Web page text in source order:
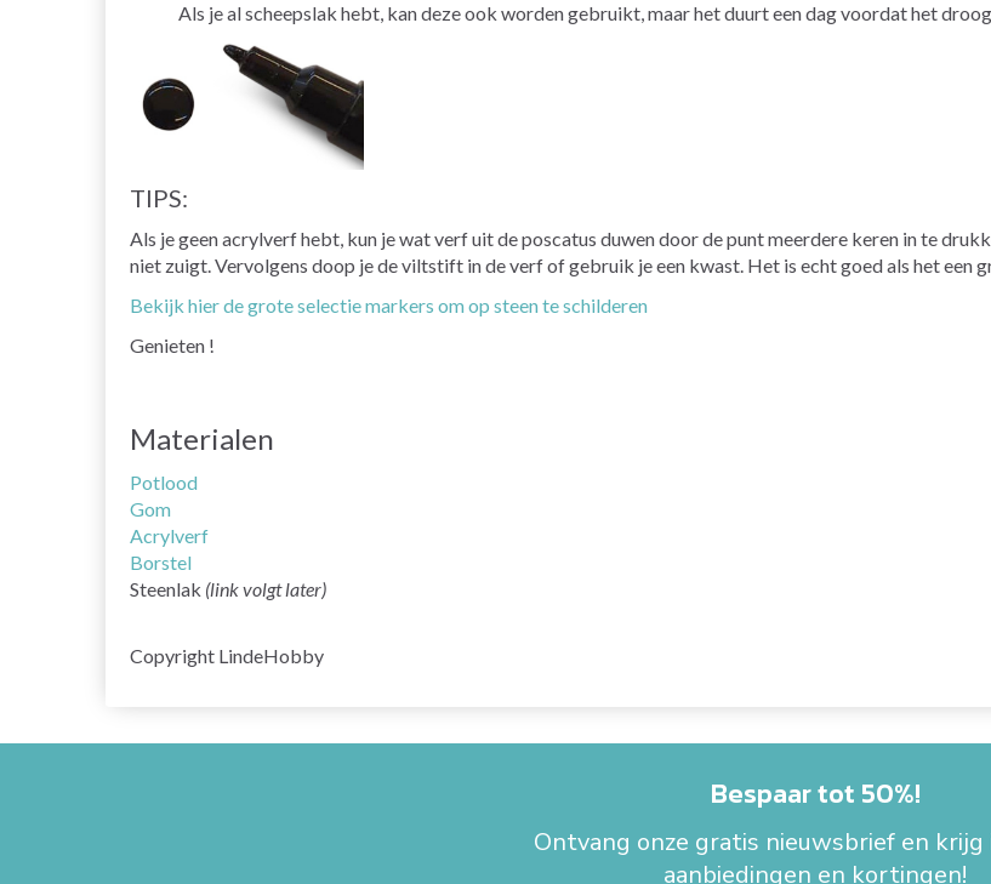
Als je al scheepslak hebt, kan deze ook worden gebruikt, maar het duurt een dag voordat het
TIPS:
Als je geen acrylverf hebt, kun je wat verf uit de poscatus duwen door de punt meerdere keren in te
niet zuigt. Vervolgens doop je de viltstift in de verf of gebruik je een kwast. Het is echt goed als het een
Bekijk hier de grote selectie markers om op steen te schilderen
Genieten !
Materialen
Potlood
Gom
Acrylverf
Borstel
Steenlak (link volgt later)
Copyright LindeHobby
Bespaar tot 50%!
Ontvang onze gratis nieuwsbrief en krijg
aanbiedingen en kortingen!